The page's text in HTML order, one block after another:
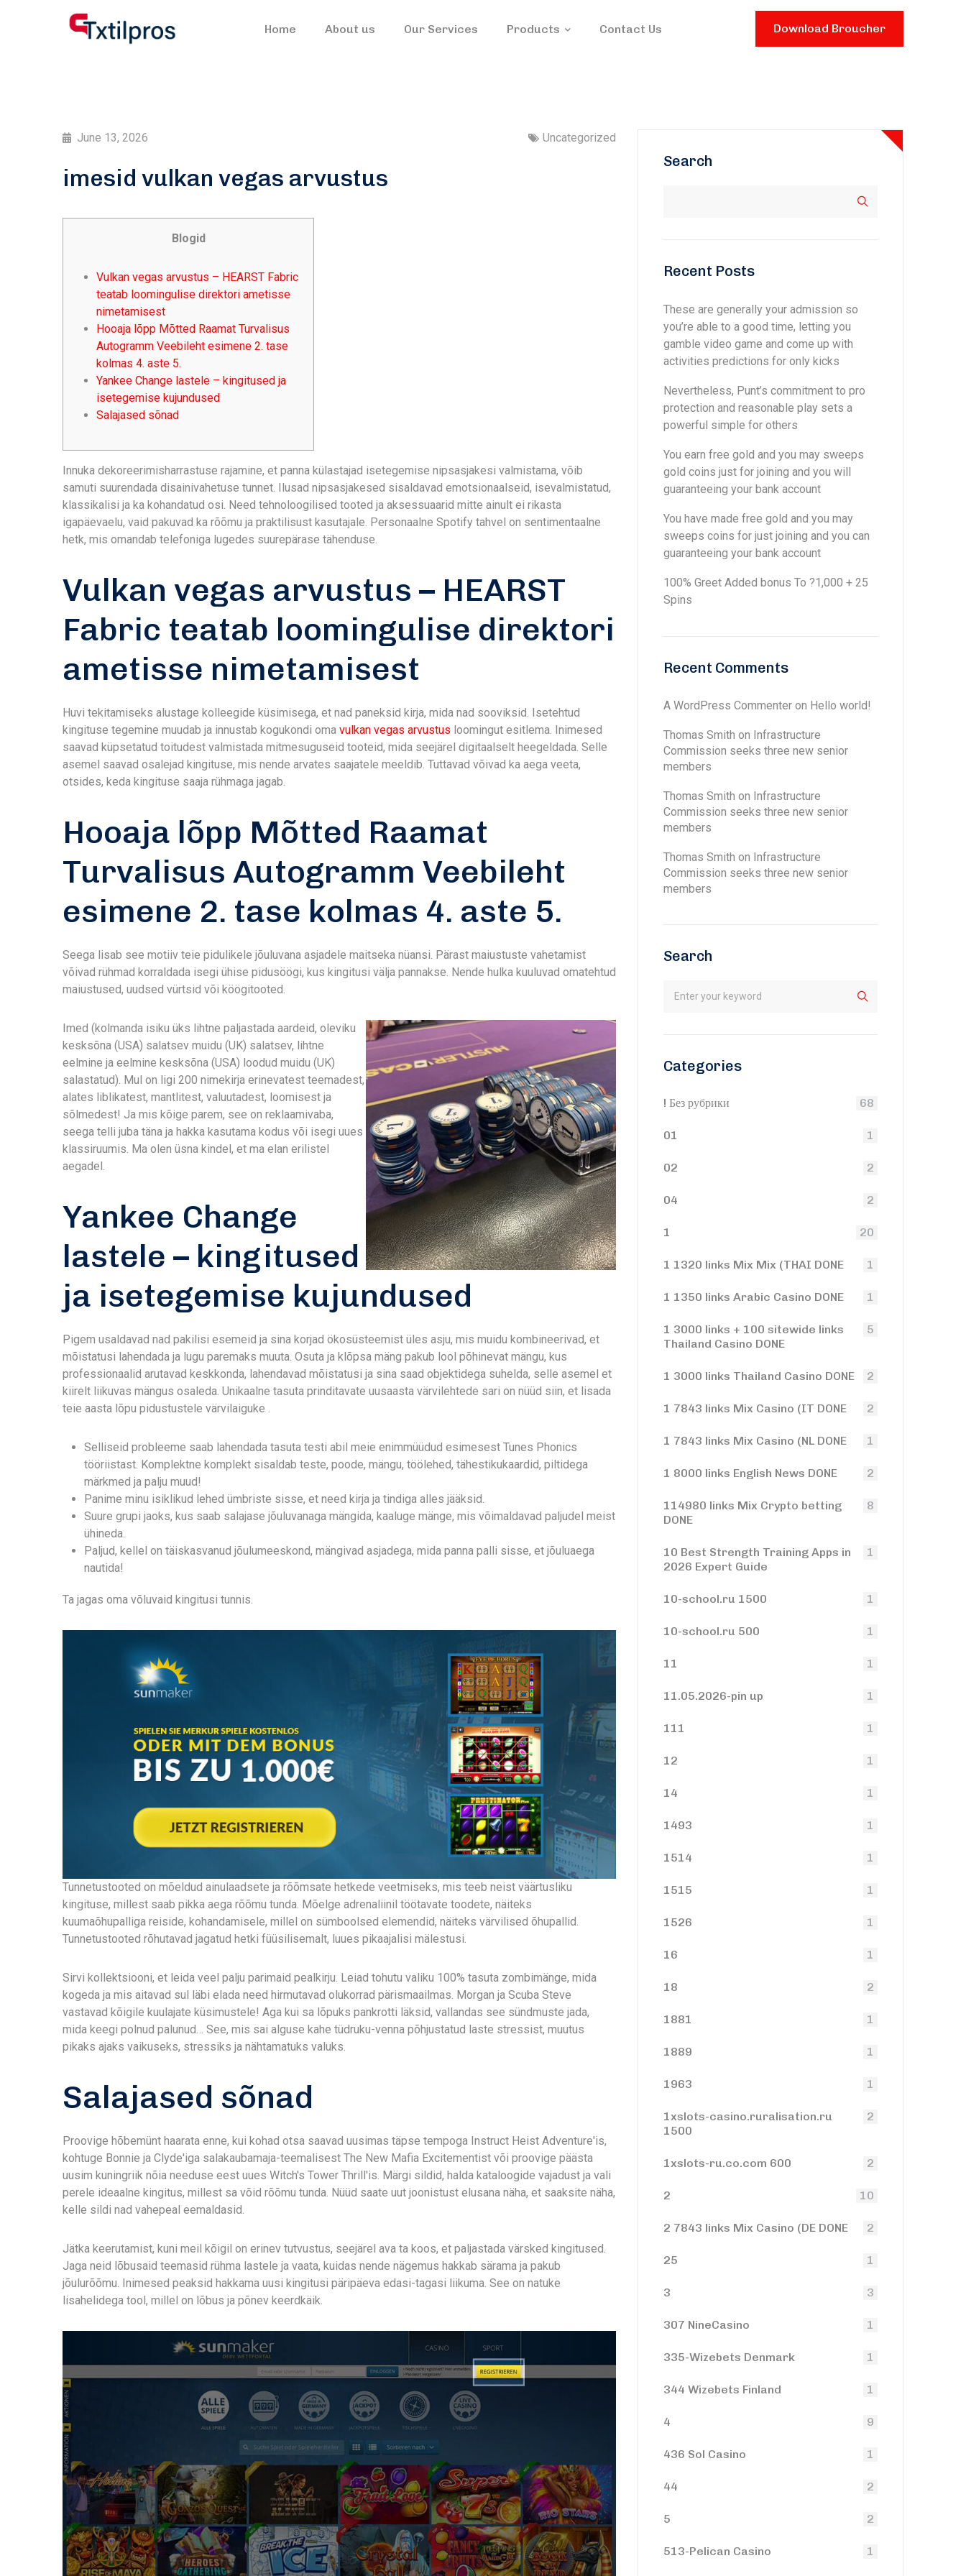
Home About us Our Services Products Contact Us Download Broucher
June 13, 2026 Uncategorized
imesid vulkan vegas arvustus
Blogid
Vulkan vegas arvustus – HEARST Fabric
teatab loomingulise direktori ametisse
nimetamisest
Hooaja lõpp Mõtted Raamat Turvalisus
Autogramm Veebileht esimene 2. tase
kolmas 4. aste 5.
Yankee Change lastele – kingitused ja
isetegemise kujundused
Salajased sõnad
Innuka dekoreerimisharrastuse rajamine, et panna külastajad isetegemise nipsasjakesi valmistama, võib
samuti suurendada disainivahetuse tunnet. Ilusad nipsasjakesed sisaldavad emotsionaalseid, isevalmistatud,
klassikalisi ja ka kohandatud osi. Need tehnoloogilised tooted ja aksessuaarid mitte ainult ei rikasta
igapäevaelu, vaid pakuvad ka rõõmu ja praktilisust kasutajale. Personaalne Spotify tahvel on sentimentaalne
hetk, mis omandab telefoniga lugedes suurepärase tähenduse.
Vulkan vegas arvustus – HEARST
Fabric teatab loomingulise direktori
ametisse nimetamisest
Huvi tekitamiseks alustage kolleegide küsimisega, et nad paneksid kirja, mida nad sooviksid. Isetehtud
kingituse tegemine muudab ja innustab kogukondi oma vulkan vegas arvustus loomingut esitlema. Inimesed
saavad küpsetatud toitudest valmistada mitmesuguseid tooteid, mida seejärel digitaalselt heegeldada. Selle
asemel saavad osalejad kingituse, mis nende arvates saajatele meeldib. Tuttavad võivad ka aega veeta,
otsides, keda kingituse saaja rühmaga jagab.
Hooaja lõpp Mõtted Raamat
Turvalisus Autogramm Veebileht
esimene 2. tase kolmas 4. aste 5.
Seega lisab see motiiv teie pidulikele jõuluvana asjadele maitseka nüansi. Pärast maiustuste vahetamist
võivad rühmad korraldada isegi ühise pidusöögi, kus kingitusi välja pannakse. Nende hulka kuuluvad omatehtud
maiustused, uudsed vürtsid või köögitooted.
Imed (kolmanda isiku üks lihtne paljastada aardeid, oleviku
kesksõna (USA) salatsev muidu (UK) salatsev, lihtne
eelmine ja eelmine kesksõna (USA) loodud muidu (UK)
salastatud). Mul on ligi 200 nimekirja erinevatest teemadest,
alates liblikatest, mantlitest, valuutadest, loomisest ja
sõlmedest! Ja mis kõige parem, see on reklaamivaba,
seega telli juba täna ja hakka kasutama kodus või isegi uues
klassiruumis. Ma olen üsna kindel, et ma elan erilistel
aegadel.
Yankee Change
lastele – kingitused
ja isetegemise kujundused
Pigem usaldavad nad pakilisi esemeid ja sina korjad ökosüsteemist üles asju, mis muidu kombineerivad, et
mõistatusi lahendada ja lugu paremaks muuta. Osuta ja klõpsa mäng pakub lool põhinevat mängu, kus
professionaalid arutavad keskkonda, lahendavad mõistatusi ja sina saad objektidega suhelda, selle asemel et
kiirelt liikuvas mängus osaleda. Unikaalne tasuta prinditavate uusaasta värvilehtede sari on nüüd siin, et lisada
teie aasta lõpu pidustustele värvilaiguke .
Selliseid probleeme saab lahendada tasuta testi abil meie enimmüüdud esimesest Tunes Phonics
tööriistast. Komplektne komplekt sisaldab teste, poode, mängu, töölehed, tähestikukaardid, piltidega
märkmed ja palju muud!
Panime minu isiklikud lehed ümbriste sisse, et need kirja ja tindiga alles jääksid.
Suure grupi jaoks, kus saab salajase jõuluvanaga mängida, kaaluge mänge, mis võimaldavad paljudel meist
ühineda.
Paljud, kellel on täiskasvanud jõulumeeskond, mängivad asjadega, mida panna palli sisse, et jõuluaega
nautida!
Ta jagas oma võluvaid kingitusi tunnis.
Tunnetustooted on mõeldud ainulaadsete ja rõõmsate hetkede veetmiseks, mis teeb neist väärtusliku
kingituse, millest saab pikka aega rõõmu tunda. Mõelge adrenaliinil töötavate toodete, näiteks
kuumaõhupalliga reiside, kohandamisele, millel on sümboolsed elemendid, näiteks värvilised õhupallid.
Tunnetustooted rõhutavad jagatud hetki füüsilisemalt, luues pikaajalisi mälestusi.
Sirvi kollektsiooni, et leida veel palju parimaid pealkirju. Leiad tohutu valiku 100% tasuta zombimänge, mida
kogeda ja mis aitavad sul läbi elada need hirmutavad olukorrad pärismaailmas. Morgan ja Scuba Steve
vastavad kõigile kuulajate küsimustele! Aga kui sa lõpuks pankrotti läksid, vallandas see sündmuste jada,
mida keegi polnud palunud… See, mis sai alguse kahe tüdruku-venna põhjustatud laste stressist, muutus
pikaks ajaks vaikuseks, stressiks ja nähtamatuks valuks.
Salajased sõnad
Proovige hõbemünt haarata enne, kui kohad otsa saavad uusimas täpse tempoga Instruct Heist Adventure'is,
kohtuge Bonnie ja Clyde'iga salakaubamaja-teemalisest The New Mafia Excitementist või proovige päästa
uusim kuningriik nõia needuse eest uues Witch's Tower Thrill'is. Märgi sildid, halda kataloogide vajadust ja vali
perele ideaalne kingitus, millest sa võid rõõmu tunda. Nüüd saate uut joonistust elusana näha, et saaksite näha,
kelle sildi nad vahepeal eemaldasid.
Jätka keerutamist, kuni meil kõigil on erinev tutvustus, seejärel ava ta koos, et paljastada värsked kingitused.
Jaga neid lõbusaid teemasid rühma lastele ja vaata, kuidas nende nägemus hakkab särama ja pakub
jõulurõõmu. Inimesed peaksid hakkama uusi kingitusi päripäeva edasi-tagasi liikuma. See on natuke
lisahelidega tool, millel on lõbus ja põnev keerdkäik.
Search
Recent Posts
These are generally your admission so
you’re able to a good time, letting you
gamble video game and come up with
activities predictions for only kicks
Nevertheless, Punt’s commitment to pro
protection and reasonable play sets a
powerful simple for others
You earn free gold and you may sweeps
gold coins just for joining and you will
guaranteeing your bank account
You have made free gold and you may
sweeps coins for just joining and you can
guaranteeing your bank account
100% Greet Added bonus To ?1,000 + 25
Spins
Recent Comments
A WordPress Commenter on Hello world!
Thomas Smith on Infrastructure
Commission seeks three new senior
members
Thomas Smith on Infrastructure
Commission seeks three new senior
members
Thomas Smith on Infrastructure
Commission seeks three new senior
members
Search
Categories
! Без рубрики 68
01 1
02 2
04 2
1 20
1 1320 links Mix Mix (THAI DONE 1
1 1350 links Arabic Casino DONE 1
1 3000 links + 100 sitewide links
Thailand Casino DONE
5
1 3000 links Thailand Casino DONE 2
1 7843 links Mix Casino (IT DONE 2
1 7843 links Mix Casino (NL DONE 1
1 8000 links English News DONE 2
114980 links Mix Crypto betting
DONE
8
10 Best Strength Training Apps in
2026 Expert Guide
1
10-school.ru 1500 1
10-school.ru 500 1
11 1
11.05.2026-pin up 1
111 1
12 1
14 1
1493 1
1514 1
1515 1
1526 1
16 1
18 2
1881 1
1889 1
1963 1
1xslots-casino.ruralisation.ru
1500
2
1xslots-ru.co.com 600 2
2 10
2 7843 links Mix Casino (DE DONE 2
25 1
3 3
307 NineCasino 1
335-Wizebets Denmark 1
344 Wizebets Finland 1
4 9
436 Sol Casino 1
44 2
5 2
513-Pelican Casino 1